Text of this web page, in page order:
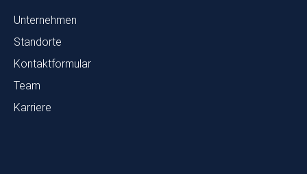
Unternehmen
Standorte
Kontaktformular
Team
Karriere